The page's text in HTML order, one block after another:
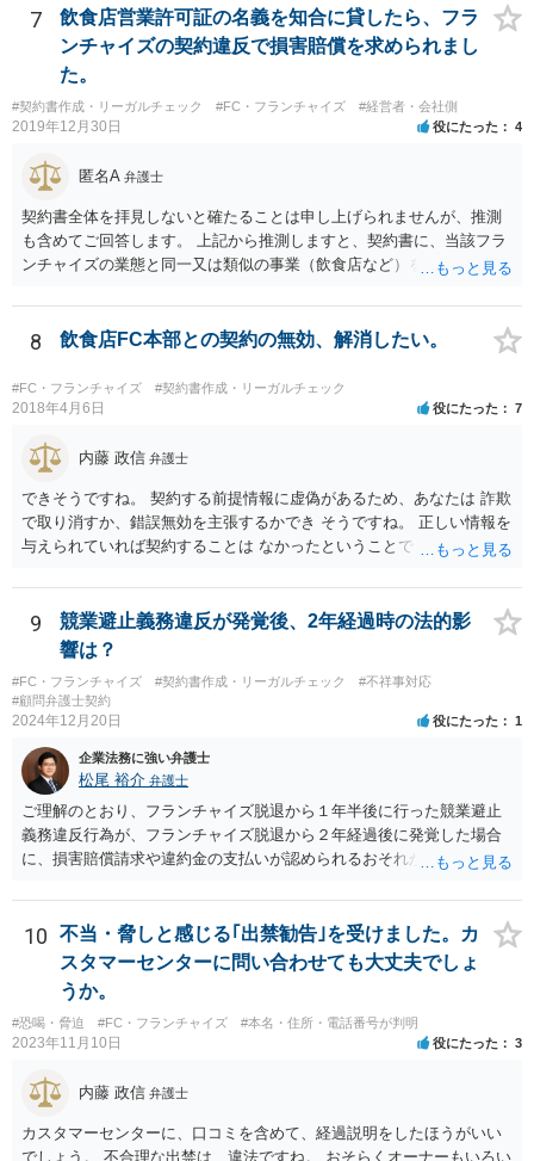
7
飲食店営業許可証の名義を知合に貸したら、フラ
ンチャイズの契約違反で損害賠償を求められまし
た。
#契約書作成・リーガルチェック #FC・フランチャイズ #経営者・会社側
2019年12月30日 役にたった 4
匿名A 弁護士
契約書全体を拝見しないと確たることは申し上げられませんが、推測
も含めてご回答します。 上記から推測しますと、契約書に、当該フラ
ンチャイズの業態と同一又は類似の事業（飲食店など）を行ってはな
その条項には、単に行ってはならない、とだけ書いてある場合もあれ
ば、「自ら又は他人と共同で」行ってはならない、「他人に行わせる
ことも同様」といった書き方がされている場合もあります。 上記のと
おり店の名義人になっているとすれば、知人と共同で、あるいは知人
に行わせて、同一・類似の事業を行っている場合として、契約上の義
合、運営方法や納税負担・収益分配などは、共同経営者内部の取り決
めに過ぎないという理解になります。）。 支払を求められている賠償
金額にもよりますが、支払を拒絶した場合、契約の解除に繋がる可能
性もありますので、支払や本部との交渉で話し合いがつかない場合
は、契約書持参で弁護士に相談・交渉等の依頼を検討されてもよいと
8 飲食店FC本部との契約の無効、解消したい。
#FC・フランチャイズ #契約書作成・リーガルチェック
2018年4月6日 役にたった 7
内藤 政信 弁護士
できそうですね。 契約する前提情報に虚偽があるため、あなたは 詐欺
で取り消すか、錯誤無効を主張するかでき そうですね。 正しい情報を
与えられていれば契約することは なかったということでしょう。 嘘を
ね。
9
競業避止義務違反が発覚後、2年経過時の法的影
響は？
#FC・フランチャイズ #契約書作成・リーガルチェック
#不祥事対応
#顧問弁護士契約
2024年12月20日 役にたった 1
企業法務に強い弁護士
松尾 裕介 弁護士
ご理解のとおり、フランチャイズ脱退から１年半後に行った競業避止
義務違反行為が、フランチャイズ脱退から２年経過後に発覚した場合
に、損害賠償請求や違約金の支払いが認められるおそれがあると考え
10
不当・脅しと感じる｢出禁勧告｣を受けました。カ
スタマーセンターに問い合わせても大丈夫でしょ
うか。
#恐喝・脅迫 #FC・フランチャイズ #本名・住所・電話番号が判明
2023年11月10日 役にたった 3
内藤 政信 弁護士
カスタマーセンターに、口コミを含めて、経過説明をしたほうがいい
でしょう。 不合理な出禁は、違法ですね。 おそらくオーナーもいろい